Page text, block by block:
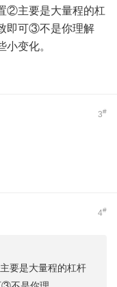
②主要是大量程的杠
即可③不是你理解
变化。
3#
4#
要是大量程的杠杆